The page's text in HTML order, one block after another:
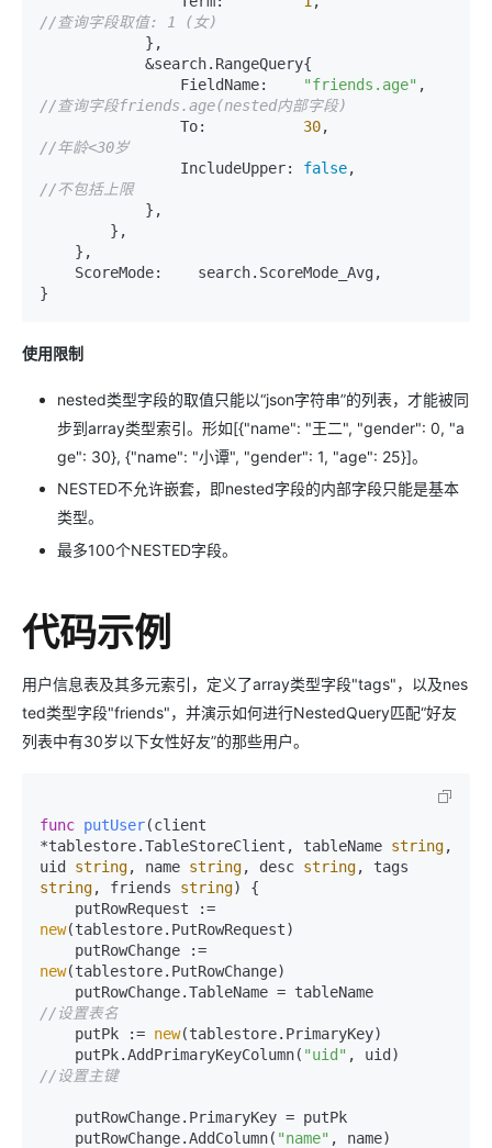
//查询字段取值: 1 (女)
                FieldName:
"friends.age"
//查询字段friends.age(nested内部字段)
                To:
30
//年龄<30岁
                IncludeUpper:
false
//不包括上限
}
使用限制
nested类型字段的取值只能以“json字符串”的列表，才能被同
步到array类型索引。形如[{"name": "王二", "gender": 0, "a
ge": 30}, {"name": "小谭", "gender": 1, "age": 25}]。
NESTED不允许嵌套，即nested字段的内部字段只能是基本
类型。
最多100个NESTED字段。
代码示例
用户信息表及其多元索引，定义了array类型字段"tags"，以及nes
ted类型字段"friends"，并演示如何进行NestedQuery匹配“好友
列表中有30岁以下女性好友”的那些用户。
func putUser(client
*tablestore.TableStoreClient, tableName string,
uid string, name string, desc string
string, friends string)
{
new(tablestore.PutRowRequest)
new(tablestore.PutRowChange)
//设置表名
    putPk :=
new(tablestore.PrimaryKey)
    putPk.AddPrimaryKeyColumn(
"uid"
//设置主键
    putRowChange.AddColumn(
"name"